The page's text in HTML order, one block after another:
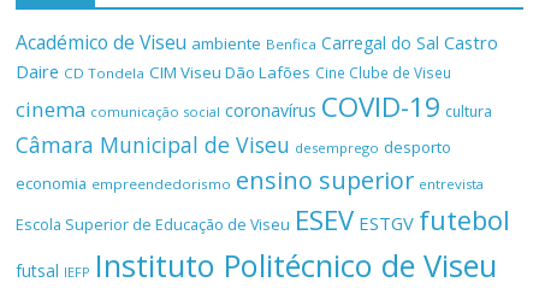
Académico de Viseu ambiente Benfica Carregal do Sal Castro
Daire CD Tondela CIM Viseu Dão Lafões Cine Clube de Viseu
cinema comunicação social coronavírus COVID-19 cultura
Câmara Municipal de Viseu desemprego desporto
economia empreendedorismo ensino superior entrevista
Escola Superior de Educação de Viseu ESEV ESTGV futebol
futsal IEFP Instituto Politécnico de Viseu